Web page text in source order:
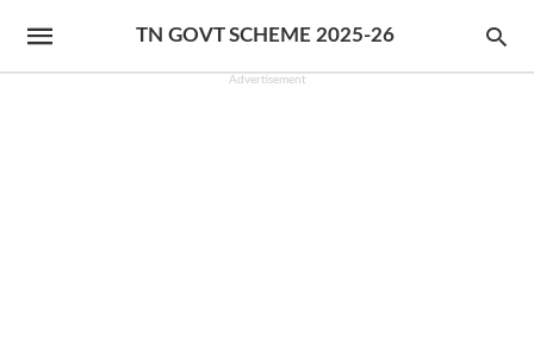
TN GOVT SCHEME 2025-26
Advertisement